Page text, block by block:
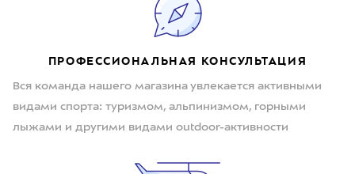
ПРОФЕССИОНАЛЬНАЯ КОНСУЛЬТАЦИЯ
Вся команда нашего магазина увлекается активными
видами спорта: туризмом, альпинизмом, горными
лыжами и другими видами outdoor-активности